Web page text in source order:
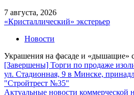
7 августа, 2026
«Кристаллический» экстерьер
Новости
Украшения на фасаде и «дышащие»
[Завершены] Торги по продаже
ул. Стадионная, 9 в Минске,
"Стройтрест №35"
Актуальные новости коммерческой